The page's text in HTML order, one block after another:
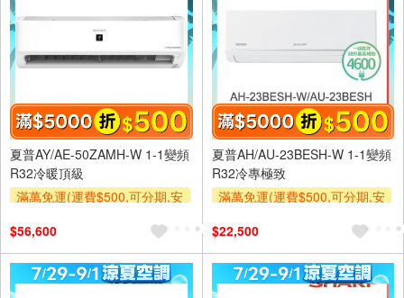
夏普AY/AE-50ZAMH-W 1-1變頻
R32冷暖頂級
滿萬免運(運費$500,可分期,安
及使用6期以上分期0利率,需付
基本安裝運費)
滿額折$500
$56,600
夏普AH/AU-23BESH-W 1-1變頻
R32冷專極致
滿萬免運(運費$500,可分期,安
及使用6期以上分期0利率,需付
基本安裝運費)
滿額折$500
$22,500